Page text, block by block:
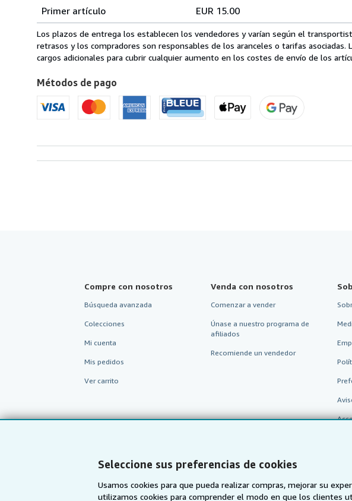
Seleccione sus preferencias de cookies
Usamos cookies para que pueda realizar compras, mejorar su
utilizamos cookies para comprender el modo en que los clientes
de
envío
de
Italia
Estados
Unidos
de
America
pedido
Primer artículo
EUR 15.00
Los plazos de entrega los establecen los vendedores y varían según el
retrasos y los compradores son responsables de los aranceles o tarifas
cargos adicionales para cubrir cualquier aumento en los costes de envío de los
Métodos de pago
Compre con nosotros
Búsqueda avanzada
Colecciones
Mi cuenta
Mis pedidos
Ver carrito
Venda con nosotros
Comenzar a vender
Únase a nuestro programa de
afiliados
Recomiende un vendedor